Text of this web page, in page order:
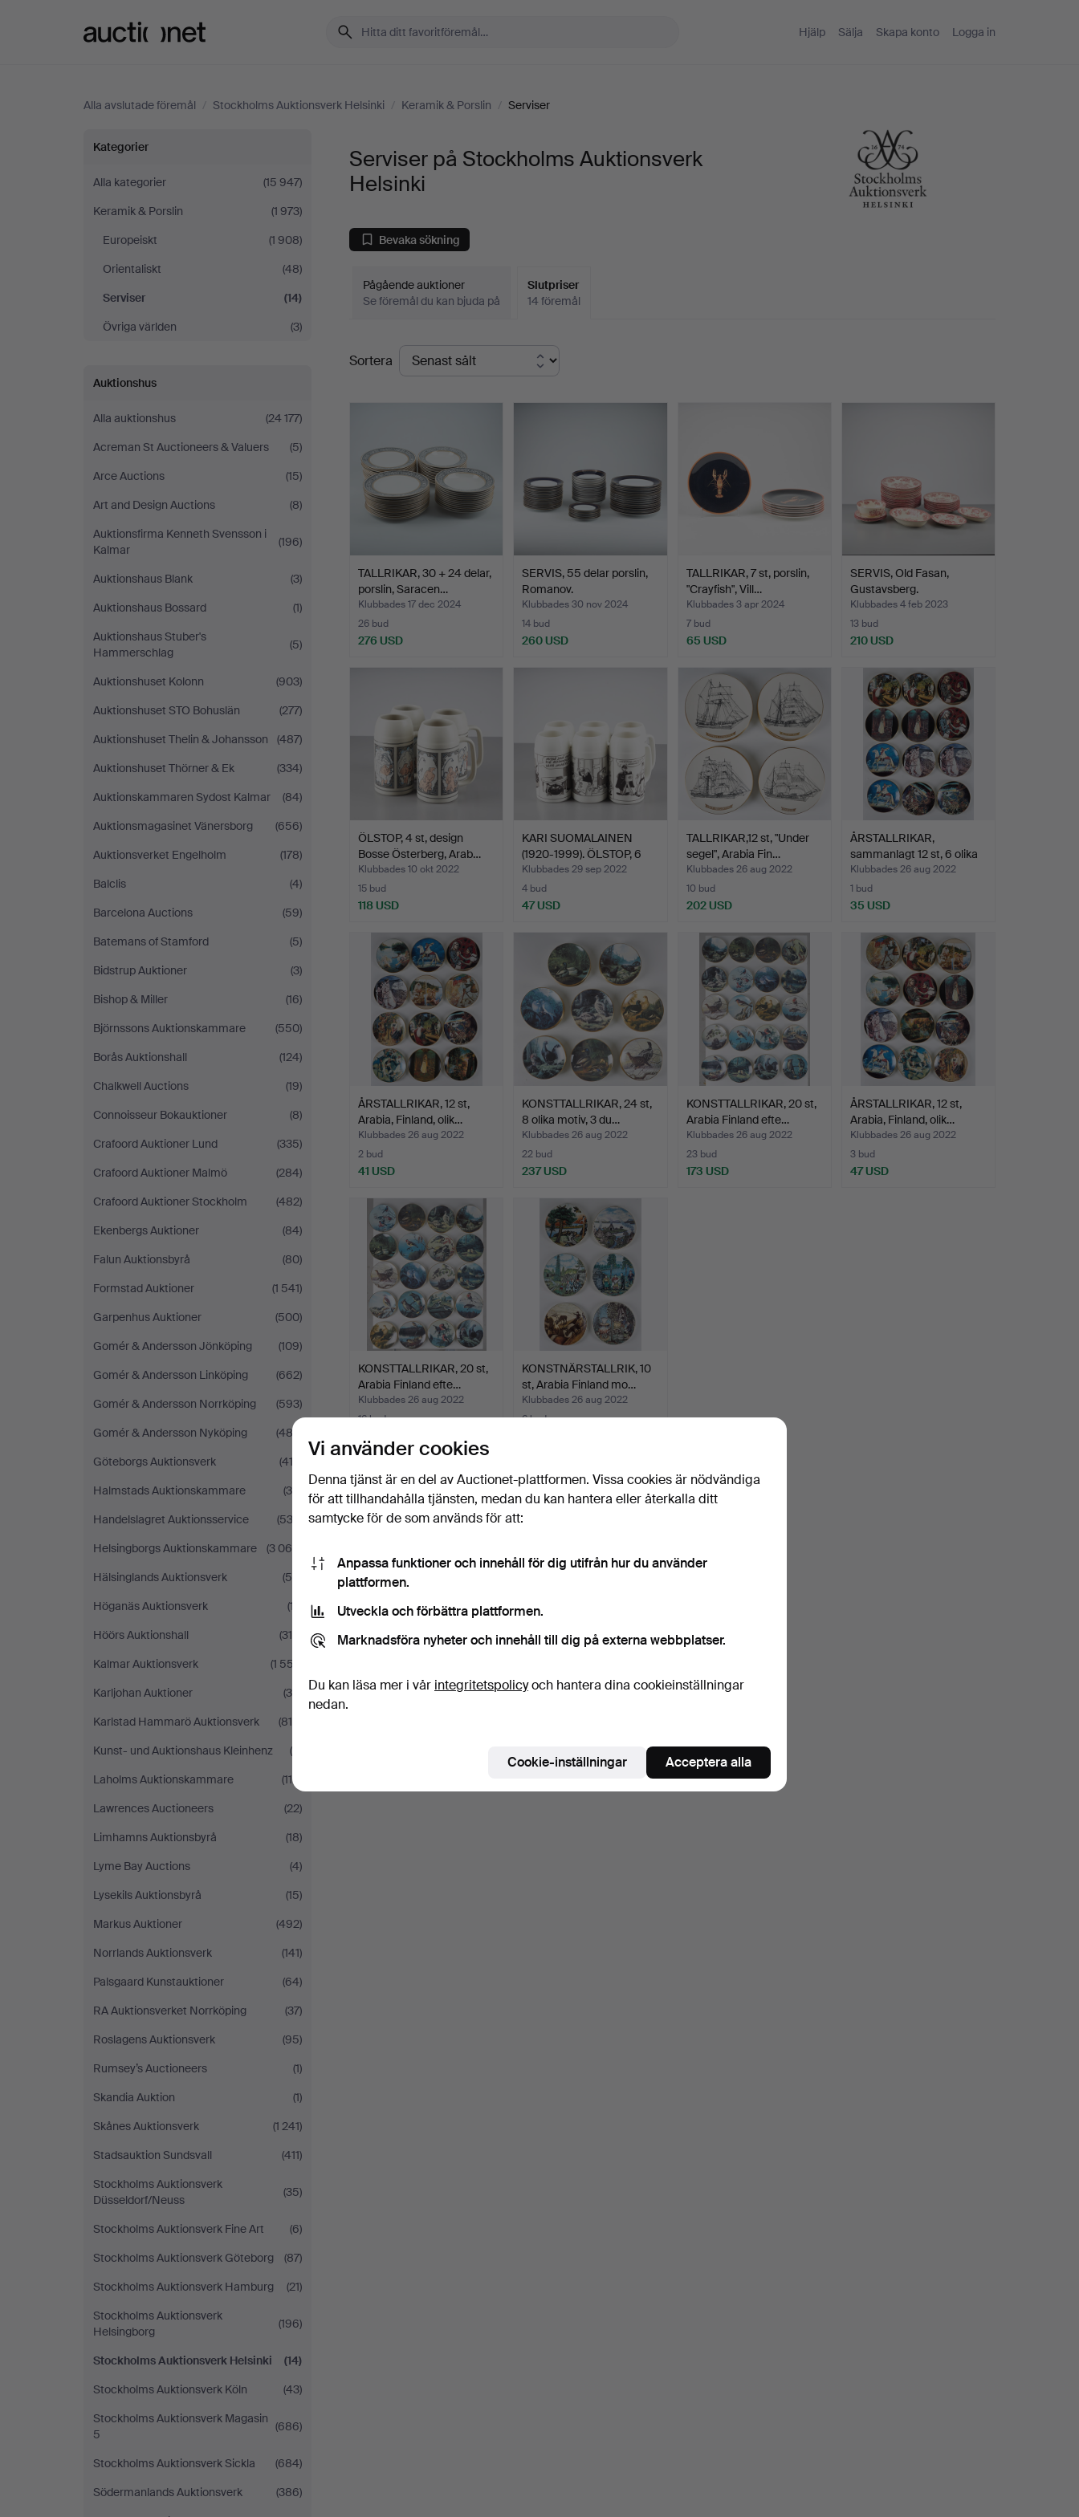
Hjälp Sälja Skapa konto Logga in
Alla avslutade föremål / Stockholms Auktionsverk Helsinki / Keramik & Porslin / Serviser
Serviser
på
Stockholms
Auktionsverk
Helsinki
Kategorier
Alla kategorier
(15 947)
Keramik & Porslin
(1 973)
Europeiskt
(1 908)
Orientaliskt
(48)
Serviser
(14)
Övriga världen
(3)
Auktionshus
Alla auktionshus
(24 177)
Acreman St Auctioneers & Valuers
(5)
Arce Auctions
(15)
Art and Design Auctions
(8)
Auktionsfirma Kenneth Svensson i
Kalmar
(196)
Auktionshaus Blank
(3)
Auktionshaus Bossard
(1)
Auktionshaus Stuber's
Hammerschlag
(5)
Auktionshuset Kolonn
(903)
Auktionshuset STO Bohuslän
(277)
Auktionshuset Thelin & Johansson
(487)
Auktionshuset Thörner & Ek
(334)
Auktionskammaren Sydost Kalmar
(84)
Auktionsmagasinet Vänersborg
(656)
Auktionsverket Engelholm
(178)
Balclis
(4)
Barcelona Auctions
(59)
Batemans of Stamford
(5)
Bidstrup Auktioner
(3)
Bishop & Miller
(16)
Björnssons Auktionskammare
(550)
Borås Auktionshall
(124)
Chalkwell Auctions
(19)
Connoisseur Bokauktioner
(8)
Crafoord Auktioner Lund
(335)
Crafoord Auktioner Malmö
(284)
Crafoord Auktioner Stockholm
(482)
Ekenbergs Auktioner
(84)
Falun Auktionsbyrå
(80)
Formstad Auktioner
(1 541)
Garpenhus Auktioner
(500)
Gomér & Andersson Jönköping
(109)
Gomér & Andersson Linköping
(662)
Gomér & Andersson Norrköping
(593)
Gomér & Andersson Nyköping
(482)
Göteborgs Auktionsverk
(412)
Halmstads Auktionskammare
(30)
Handelslagret Auktionsservice
(533)
Helsingborgs Auktionskammare
(3 064)
Hälsinglands Auktionsverk
(50)
Höganäs Auktionsverk
(17)
Höörs Auktionshall
(315)
Kalmar Auktionsverk
(1 557)
Karljohan Auktioner
(35)
Karlstad Hammarö Auktionsverk
(810)
Kunst- und Auktionshaus Kleinhenz
(4)
Laholms Auktionskammare
(119)
Lawrences Auctioneers
(22)
Limhamns Auktionsbyrå
(18)
Lyme Bay Auctions
(4)
Lysekils Auktionsbyrå
(15)
Markus Auktioner
(492)
Norrlands Auktionsverk
(141)
Palsgaard Kunstauktioner
(64)
RA Auktionsverket Norrköping
(37)
Roslagens Auktionsverk
(95)
Rumsey’s Auctioneers
(1)
Skandia Auktion
(1)
Skånes Auktionsverk
(1 241)
Stadsauktion Sundsvall
(411)
Stockholms Auktionsverk
Düsseldorf/Neuss
(35)
Stockholms Auktionsverk Fine Art
(6)
Stockholms Auktionsverk Göteborg
(87)
Stockholms Auktionsverk Hamburg
(21)
Stockholms Auktionsverk
Helsingborg
(196)
Stockholms Auktionsverk Helsinki
(14)
Stockholms Auktionsverk Köln
(43)
Stockholms Auktionsverk Magasin
5
(686)
Stockholms Auktionsverk Sickla
(684)
Södermanlands Auktionsverk
(386)
Serviser på Stockholms Auktionsverk
Helsinki
Bevaka sökning
Pågående auktioner
Se föremål du kan bjuda på
Slutpriser
14 föremål
Slutpriser
Sortera
TALLRIKAR, 30 + 24 delar,
porslin, Saracen…
Klubbades 17 dec 2024
26 bud
276 USD
SERVIS, 55 delar porslin,
Romanov.
Klubbades 30 nov 2024
14 bud
260 USD
TALLRIKAR, 7 st, porslin,
"Crayfish", Vill…
Klubbades 3 apr 2024
7 bud
65 USD
SERVIS, Old Fasan,
Gustavsberg.
Klubbades 4 feb 2023
13 bud
210 USD
ÖLSTOP, 4 st, design
Bosse Österberg, Arab…
Klubbades 10 okt 2022
15 bud
118 USD
KARI SUOMALAINEN
(1920-1999). ÖLSTOP, 6
st…
Klubbades 29 sep 2022
4 bud
47 USD
TALLRIKAR,12 st, "Under
segel", Arabia Fin…
Klubbades 26 aug 2022
10 bud
202 USD
ÅRSTALLRIKAR,
sammanlagt 12 st, 6 olika
mo…
Klubbades 26 aug 2022
1 bud
35 USD
ÅRSTALLRIKAR, 12 st,
Arabia, Finland, olik…
Klubbades 26 aug 2022
2 bud
41 USD
KONSTTALLRIKAR, 24 st,
8 olika motiv, 3 du…
Klubbades 26 aug 2022
22 bud
237 USD
KONSTTALLRIKAR, 20 st,
Arabia Finland efte…
Klubbades 26 aug 2022
23 bud
173 USD
ÅRSTALLRIKAR, 12 st,
Arabia, Finland, olik…
Klubbades 26 aug 2022
3 bud
47 USD
KONSTTALLRIKAR, 20 st,
Arabia Finland efte…
Klubbades 26 aug 2022
16 bud
KONSTNÄRSTALLRIK, 10
st, Arabia Finland mo…
Klubbades 26 aug 2022
6 bud
Bevaka sökning
Vi använder cookies
Denna tjänst är en del av Auctionet-plattformen. Vissa cookies är nödvändiga
för att tillhandahålla tjänsten, medan du kan hantera eller återkalla ditt
samtycke för de som används för att:
Anpassa funktioner och innehåll för dig utifrån hur du använder
plattformen.
Utveckla och förbättra plattformen.
Marknadsföra nyheter och innehåll till dig på externa webbplatser.
Du kan läsa mer i vår integritetspolicyoch hantera dina cookieinställningar
nedan.
Cookie-inställningar Acceptera alla